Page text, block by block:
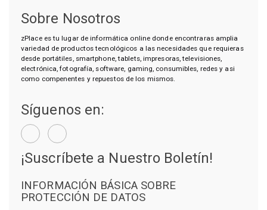
Sobre Nosotros
zPlace es tu lugar de informática online donde encontraras amplia
variedad de productos tecnológicos a las necesidades que requieras
desde portátiles, smartphone, tablets, impresoras, televisiones,
electrónica, fotografía, software, gaming, consumibles, redes y asi
como compenentes y repuestos de los mismos.
Síguenos en:
¡Suscríbete a Nuestro Boletín!
INFORMACIÓN BÁSICA SOBRE
PROTECCIÓN DE DATOS